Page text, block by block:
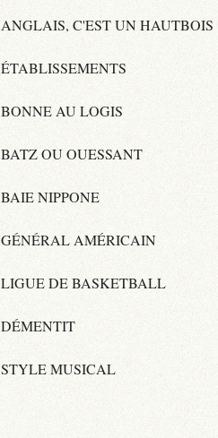
ANGLAIS, C'EST UN HAUTBOIS
ÉTABLISSEMENTS
BONNE AU LOGIS
BATZ OU OUESSANT
BAIE NIPPONE
GÉNÉRAL AMÉRICAIN
LIGUE DE BASKETBALL
DÉMENTIT
STYLE MUSICAL